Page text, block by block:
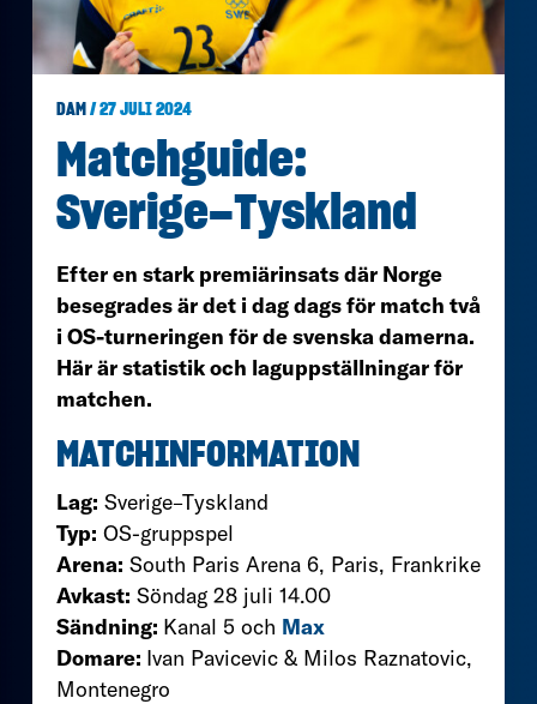
DAM / 27 JULI 2024
Matchguide:
Sverige–Tyskland
Efter en stark premiärinsats där Norge
besegrades är det i dag dags för match två
i OS-turneringen för de svenska damerna.
Här är statistik och laguppställningar för
matchen.
MATCHINFORMATION
Lag: Sverige–Tyskland
Typ: OS-gruppspel
Arena: South Paris Arena 6, Paris, Frankrike
Avkast: Söndag 28 juli 14.00
Sändning: Kanal 5 och Max
Domare: Ivan Pavicevic & Milos Raznatovic,
Montenegro